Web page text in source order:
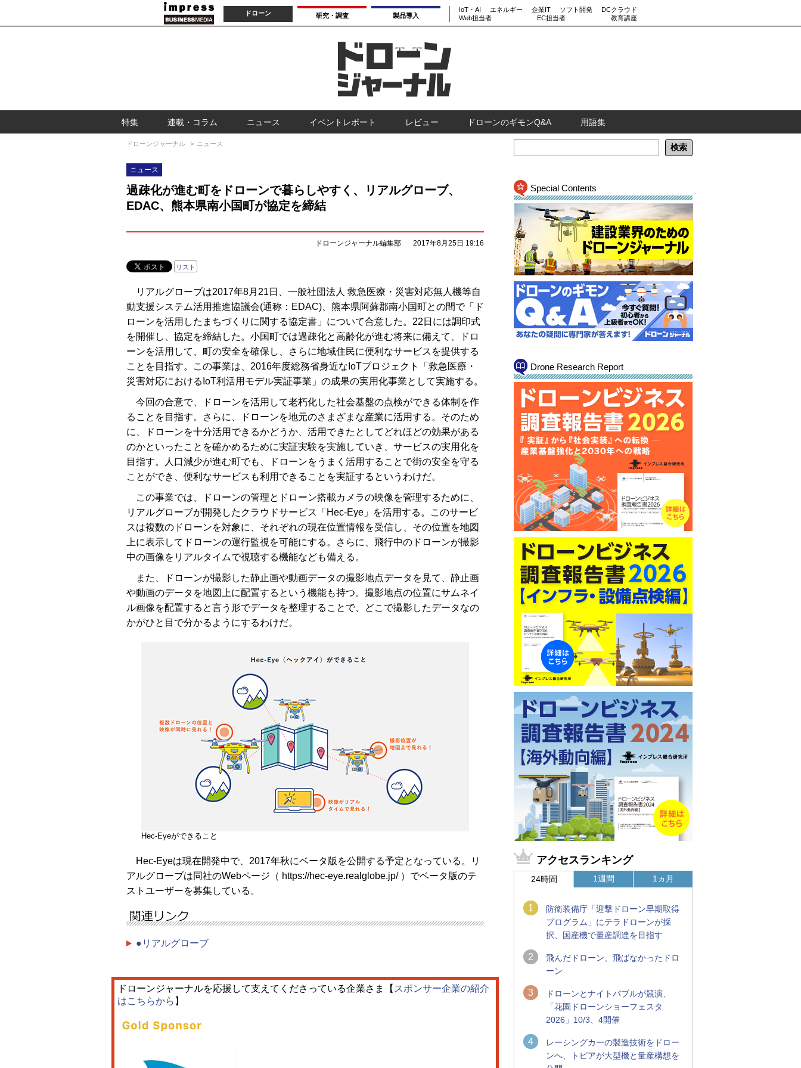
ドローン 研究・調査 製品導入
IoT・AI エネルギー 企業IT ソフト開発
DCクラウド
Web担当者
EC担当者 教育講座
特集 連載・コラム ニュース イベントレポート レビュー ドローンのギモンQ&A 用語集
ドローンジャーナル ニュース
ニュース
過疎化が進む町をドローンで暮らしやすく、リアルグローブ、
EDAC、熊本県南小国町が協定を締結
ドローンジャーナル編集部 2017年8月25日 19:16
リスト
リアルグローブは2017年8月21日、一般社団法人 救急医療・災害対応無人機等自
動支援システム活用推進協議会(通称：EDAC)、熊本県阿蘇郡南小国町との間で「ド
ローンを活用したまちづくりに関する協定書」について合意した。22日には調印式
を開催し、協定を締結した。小国町では過疎化と高齢化が進む将来に備えて、ドロ
ーンを活用して、町の安全を確保し、さらに地域住民に便利なサービスを提供する
ことを目指す。この事業は、2016年度総務省身近なIoTプロジェクト「救急医療・
災害対応におけるIoT利活用モデル実証事業」の成果の実用化事業として実施する。
今回の合意で、ドローンを活用して老朽化した社会基盤の点検ができる体制を作
ることを目指す。さらに、ドローンを地元のさまざまな産業に活用する。そのため
に、ドローンを十分活用できるかどうか、活用できたとしてどれほどの効果がある
のかといったことを確かめるために実証実験を実施していき、サービスの実用化を
目指す。人口減少が進む町でも、ドローンをうまく活用することで街の安全を守る
ことができ、便利なサービスも利用できることを実証するというわけだ。
この事業では、ドローンの管理とドローン搭載カメラの映像を管理するために、
リアルグローブが開発したクラウドサービス「Hec-Eye」を活用する。このサービ
スは複数のドローンを対象に、それぞれの現在位置情報を受信し、その位置を地図
上に表示してドローンの運行監視を可能にする。さらに、飛行中のドローンが撮影
中の画像をリアルタイムで視聴する機能なども備える。
また、ドローンが撮影した静止画や動画データの撮影地点データを見て、静止画
や動画のデータを地図上に配置するという機能も持つ。撮影地点の位置にサムネイ
ル画像を配置すると言う形でデータを整理することで、どこで撮影したデータなの
かがひと目で分かるようにするわけだ。
Hec-Eyeができること
Hec-Eyeは現在開発中で、2017年秋にベータ版を公開する予定となっている。リ
アルグローブは同社のWebページ（ https://hec-eye.realglobe.jp/ ）でベータ版のテ
ストユーザーを募集している。
●リアルグローブ
ドローンジャーナルを応援して支えてくださっている企業さま【 スポンサー企業の紹介
はこちらから 】
Special Contents
Drone Research Report
アクセスランキング
24時間
1
防衛装備庁「迎撃ドローン早期取得
プログラム」にテラドローンが採
択、国産機で量産調達を目指す
2
飛んだドローン、飛ばなかったドロ
ーン
3
ドローンとナイトバブルが競演、
「花園ドローンショーフェスタ
2026」10/3、4開催
4
レーシングカーの製造技術をドロー
ンへ、トピアが大型機と量産構想を
1週間 1ヵ月